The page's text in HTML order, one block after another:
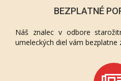
BEZPLATNÉ
Náš znalec v odbore
umeleckých diel vám bezplatne